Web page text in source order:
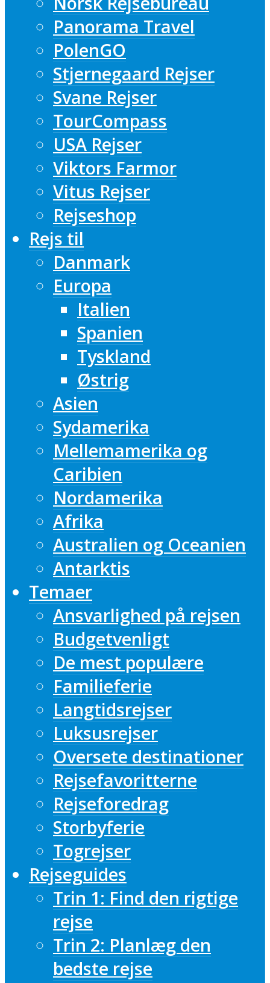
Panorama Travel
PolenGO
Stjernegaard Rejser
Svane Rejser
TourCompass
USA Rejser
Viktors Farmor
Vitus Rejser
Rejseshop
Rejs til
Danmark
Europa
Italien
Spanien
Tyskland
Østrig
Asien
Sydamerika
Mellemamerika og
Caribien
Nordamerika
Afrika
Australien og Oceanien
Antarktis
Temaer
Ansvarlighed på rejsen
Budgetvenligt
De mest populære
Familieferie
Langtidsrejser
Luksusrejser
Oversete destinationer
Rejsefavoritterne
Rejseforedrag
Storbyferie
Togrejser
Rejseguides
Trin 1: Find den rigtige
rejse
Trin 2: Planlæg den
bedste rejse